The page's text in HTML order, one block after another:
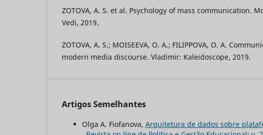
ZOTOVA, A. S. et al. Psychology of mass communication.
Vedi, 2019.
ZOTOVA, A. S.; MOISEEVA, O. A.; FILIPPOVA, O. A.
modern media discourse. Vladimir: Kaleidoscope, 2019.
Artigos Semelhantes
Olga A. Fiofanova, Arquitetura de dados sobre